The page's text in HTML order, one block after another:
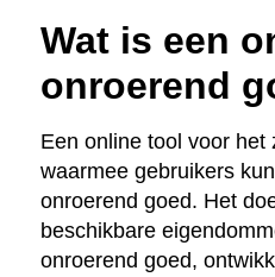
Wat is een
onroerend
Een online tool voor
waarmee gebruikers
onroerend goed. Het
beschikbare
onroerend goed,